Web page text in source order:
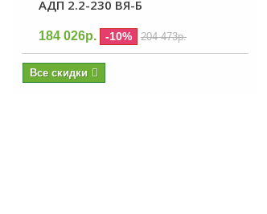
АДП 2.2-230 ВЯ-Б
184 026р. -10% 204 473р.
Все скидки